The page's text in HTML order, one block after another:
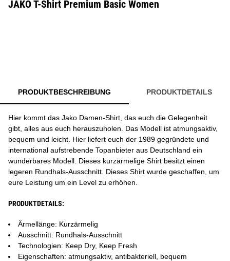
JAKO T-Shirt Premium Basic Women
PRODUKTBESCHREIBUNG PRODUKTDETAILS
Hier kommt das Jako Damen-Shirt, das euch die Gelegenheit
gibt, alles aus euch herauszuholen. Das Modell ist atmungsaktiv,
bequem und leicht. Hier liefert euch der 1989 gegründete und
international aufstrebende Topanbieter aus Deutschland ein
wunderbares Modell. Dieses kurzärmelige Shirt besitzt einen
legeren Rundhals-Ausschnitt. Dieses Shirt wurde geschaffen, um
eure Leistung um ein Level zu erhöhen.
PRODUKTDETAILS:
Ärmellänge: Kurzärmelig
Ausschnitt: Rundhals-Ausschnitt
Technologien: Keep Dry, Keep Fresh
Eigenschaften: atmungsaktiv, antibakteriell, bequem